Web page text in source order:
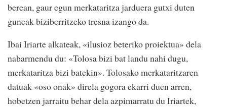
berean, gaur egun merkataritza jarduera gutxi duten
guneak biziberritzeko tresna izango da.
Ibai Iriarte alkateak, «ilusioz beteriko proiektua» dela
nabarmendu du: «Tolosa bizi bat landu nahi dugu,
merkataritza bizi batekin». Tolosako merkataritzaren
datuak «oso onak» direla gogora ekarri duen arren,
hobetzen jarraitu behar dela azpimarratu du Iriartek,